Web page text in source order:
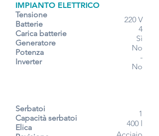
IMPIANTO ELETTRICO
Tensione
Batterie
Carica batterie
Generatore
Potenza
Inverter
Serbatoi
Capacità serbatoi
Elica
220 V
4
Sì
No
-
No
1
400 l